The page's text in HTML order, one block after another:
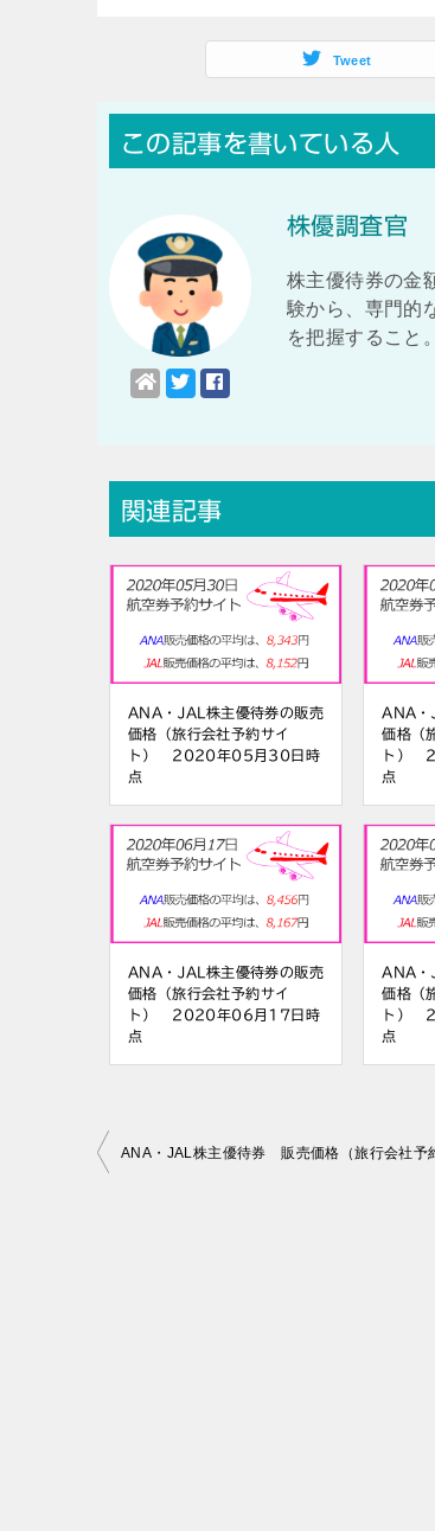
Tweet
この記事を書いている人
株優調査官
株主優待券の金
験から、専門的
を把握すること。
関連記事
ANA・JAL株主優待券の販売
価格（旅行会社予約サイ
ト） 2020年05月30日時
点
ANA・
価格（
ト）
点
ANA・JAL株主優待券の販売
価格（旅行会社予約サイ
ト） 2020年06月17日時
点
ANA・
価格（
ト）
点
投